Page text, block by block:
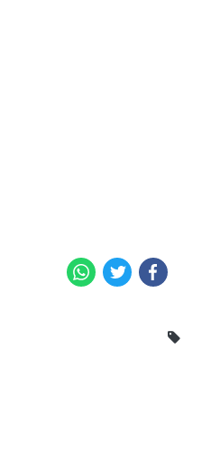
Facebook
Twitter